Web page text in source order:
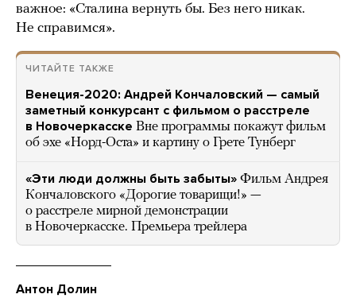
важное: «Сталина вернуть бы. Без него никак.
Не справимся».
ЧИТАЙТЕ ТАКЖЕ
Венеция-2020: Андрей Кончаловский — самый
заметный конкурсант с фильмом о расстреле
в Новочеркасске Вне программы покажут фильм
об эхе «Норд-Оста» и картину о Грете Тунберг
«Эти люди должны быть забыты» Фильм Андрея
Кончаловского «Дорогие товарищи!» —
о расстреле мирной демонстрации
в Новочеркасске. Премьера трейлера
Антон Долин